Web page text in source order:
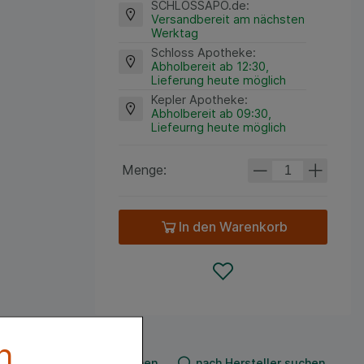
SCHLOSSAPO.de:
Versandbereit am nächsten
Werktag
Schloss Apotheke:
Abholbereit ab 12:30,
Lieferung heute möglich
Kepler Apotheke:
Abholbereit ab 09:30,
Liefeurng heute möglich
Menge:
In den Warenkorb